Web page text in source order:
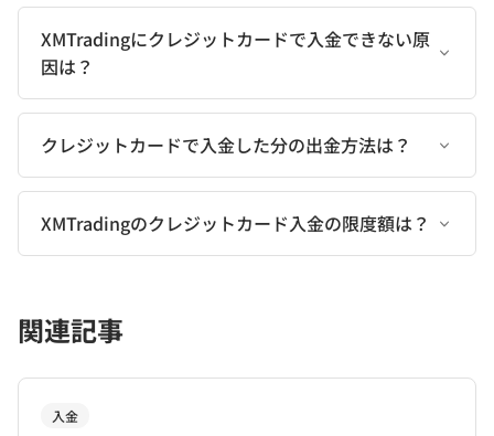
XMTradingにクレジットカードで入金できない原
因は？
クレジットカードで入金した分の出金方法は？
XMTradingのクレジットカード入金の限度額は？
関連記事
入金